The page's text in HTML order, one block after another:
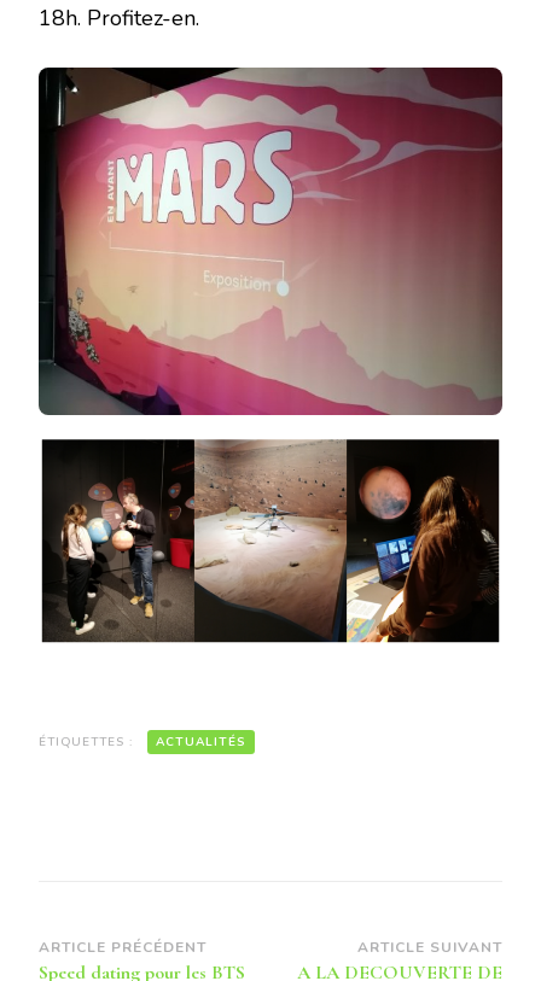
18h. Profitez-en.
ÉTIQUETTES : ACTUALITÉS
Navigation
ARTICLE PRÉCÉDENT
Speed dating pour les BTS
ARTICLE SUIVANT
A LA DECOUVERTE DE